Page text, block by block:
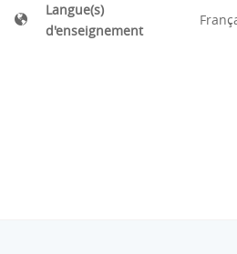
Langue(s)
d'enseignement